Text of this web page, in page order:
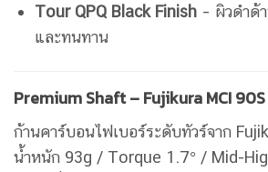
Tour QPQ Black Finish – ผิวดำด้
และทนทาน
Premium Shaft – Fujikura MCI
ก้านคาร์บอนไฟเบอร์ระดับทัวร์จาก
น้ำหนัก 93g / Torque 1.7° / Mid-